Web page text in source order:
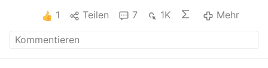
1 Teilen 7 1K Mehr